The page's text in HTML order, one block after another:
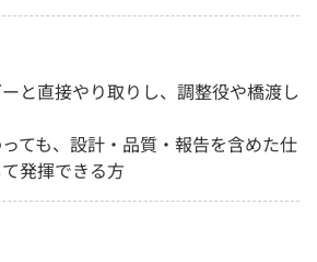
と直接やり取りし、調整役や橋渡し
ても、設計・品質・報告を含めた仕
発揮できる方